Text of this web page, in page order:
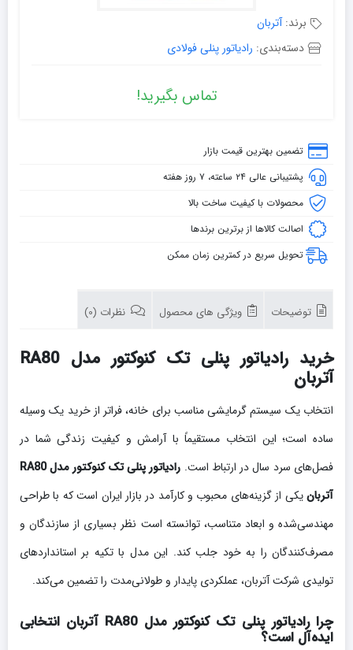
برند:آتربان
دسته‌بندی: رادیاتور پنلی فولادی
تماس بگیرید!
تضمین بهترین قیمت بازار
پشتیبانی عالی ۲۴ ساعته، ۷ روز هفته
محصولات با کیفیت ساخت بالا
اصالت کالاها از برترین برندها
تحویل سریع در کمترین زمان ممکن
توضیحات ویژگی های محصول نظرات (0)
خرید رادیاتور پنلی تک کنوکتور مدل RA80
آتربان
انتخاب یک سیستم گرمایشی مناسب برای خانه، فراتر از خرید یک وسیله
ساده است؛ این انتخاب مستقیماً با آرامش و کیفیت زندگی شما در
فصل‌های سرد سال در ارتباط است.
رادیاتور پنلی تک کنوکتور مدل RA80
آتربانیکی از گزینه‌های محبوب و کارآمد در بازار ایران است که با طراحی
مهندسی‌شده و ابعاد متناسب، توانسته است نظر بسیاری از سازندگان و
مصرف‌کنندگان را به خود جلب کند. این مدل با تکیه بر استانداردهای
تولیدی شرکت آتربان، عملکردی پایدار و طولانی‌مدت را تضمین می‌کند.
چرا رادیاتور پنلی تک کنوکتور مدل RA80 آتربان انتخابی
ایده‌آل است؟